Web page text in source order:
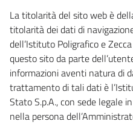
La titolarità del sito web è
titolarità dei dati di
dell’Istituto Poligrafico e
questo sito da parte
informazioni aventi natura di
trattamento di tali dati è
Stato S.p.A., con sede legale
nella persona